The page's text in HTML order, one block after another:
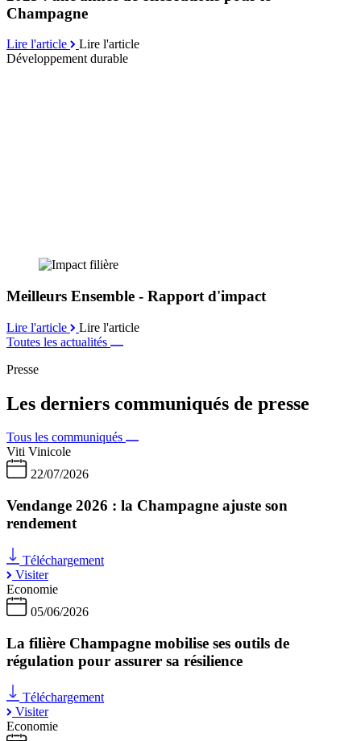
Champagne
Lire l'article
Lire l'article
Développement durable
Meilleurs Ensemble - Rapport d'impact
Lire l'article
Lire l'article
Toutes les actualités
Presse
Les derniers communiqués de presse
Tous les communiqués
Viti Vinicole
22/07/2026
Vendange 2026 : la Champagne ajuste son
rendement
Téléchargement
Visiter
Economie
05/06/2026
La filière Champagne mobilise ses outils de
régulation pour assurer sa résilience
Téléchargement
Visiter
Economie